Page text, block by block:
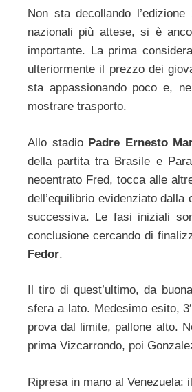
Non sta decollando
nazionali più attese, si è
importante. La prima
ulteriormente il prezzo dei
sta appassionando poco e,
mostrare trasporto.
Allo stadio Padre Ernesto
della partita tra Brasile e
neoentrato Fred, tocca alle
dell’equilibrio evidenziato
successiva. Le fasi iniziali
conclusione cercando di
Fedor.
Il tiro di quest’ultimo, da
sfera a lato. Medesimo esito,
prova dal limite, pallone alto.
prima Vizcarrondo, poi
Ripresa in mano al